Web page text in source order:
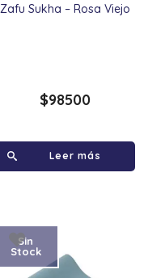
Zafu Sukha – Rosa Viejo
$98500
Leer más
Sin
Stock